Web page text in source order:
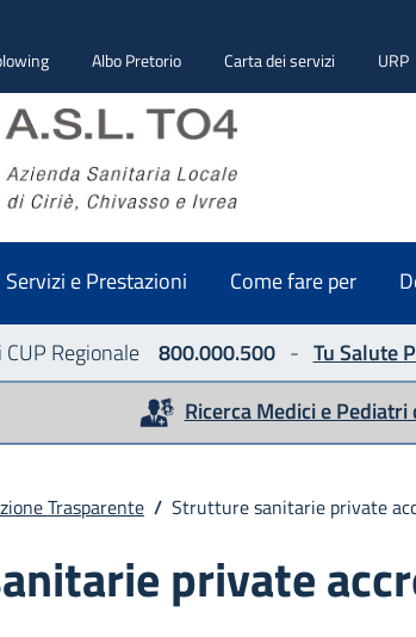
Albo Pretorio Carta dei servizi URP
Servizi e Prestazioni Come fare per
Regionale 800.000.500- Tu Salute
Ricerca Medici e
Trasparente / Strutture sanitarie private
private